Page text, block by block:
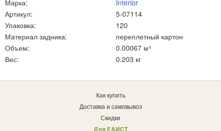
Марка:
Interior
Артикул:
5-07114
Упаковка:
120
Материал задника:
переплетный картон
Объем:
0.00067 м³
Вес:
0.203 кг
Как купить
Доставка и самовывоз
Скидки
Для ЕАИСТ